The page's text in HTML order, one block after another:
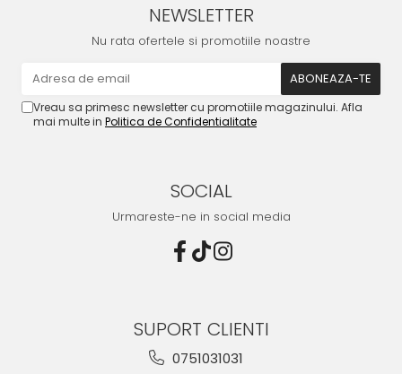
NEWSLETTER
Nu rata ofertele si promotiile noastre
Vreau sa primesc newsletter cu promotiile magazinului. Afla
mai multe in Politica de Confidentialitate
SOCIAL
Urmareste-ne in social media
SUPORT CLIENTI
0751031031